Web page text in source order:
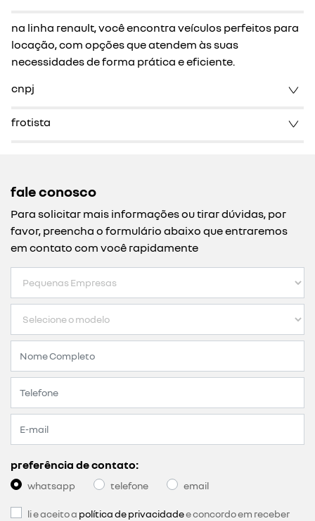
na linha renault, você encontra veículos perfeitos para
locação, com opções que atendem às suas
necessidades de forma prática e eficiente.
cnpj
frotista
fale conosco
Para solicitar mais informações ou tirar dúvidas, por
favor, preencha o formulário abaixo que entraremos
em contato com você rapidamente
preferência de contato:
whatsapp telefone email
li e aceito a política de privacidadee concordo em receber